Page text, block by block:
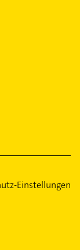
Einstellungen